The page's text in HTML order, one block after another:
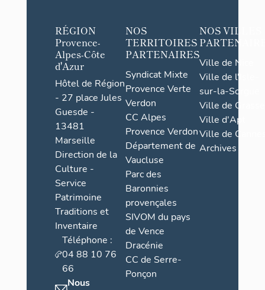
RÉGION
Provence-
Alpes-Côte
d'Azur
Hôtel de Région
- 27 place Jules
Guesde -
13481
Marseille
Direction de la
Culture -
Service
Patrimoine
Traditions et
Inventaire
Téléphone :
04 88 10 76
66
Nous
NOS
TERRITOIRES
PARTENAIRES
Syndicat Mixte
Provence Verte
Verdon
CC Alpes
Provence Verdon
Département de
Vaucluse
Parc des
Baronnies
provençales
SIVOM du pays
de Vence
Dracénie
CC de Serre-
Ponçon
NOS VILLES
Ville de Nice
Ville de l'Isle-
sur-la-Sorgue
Ville de Grasse
Ville d'Apt
Ville de
Archives